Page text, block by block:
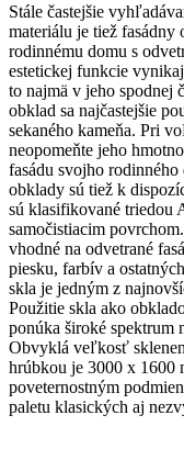
Stále častejšie
materiálu je tiež fasádny
rodinnému domu s
estetickej funkcie
to najmä v jeho spodnej
obklad sa najčastejšie
sekaného kameňa. Pri
neopomeňte jeho
fasádu svojho
obklady sú tiež k
sú klasifikované triedou
samočistiacim
vhodné na odvetrané
piesku, farbív a
skla je jedným z
Použitie skla ako
ponúka široké spektrum
Obvyklá veľkosť
hrúbkou je 3000 x 1600
poveternostným
paletu klasických aj